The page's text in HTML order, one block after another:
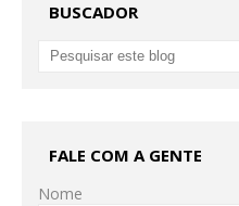
BUSCADOR
FALE COM A GENTE
Nome